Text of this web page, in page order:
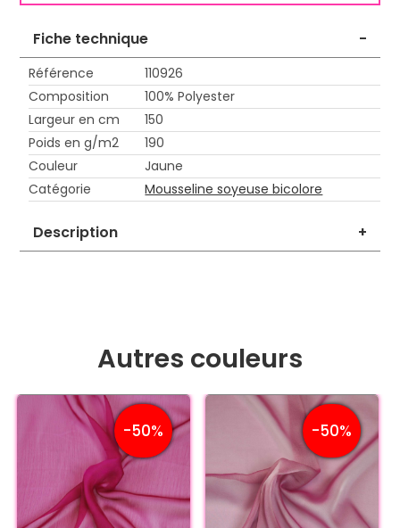
Fiche technique -
Référence
110926
Composition
100% Polyester
Largeur en cm
150
Poids en g/m2
190
Couleur
Jaune
Catégorie
Mousseline soyeuse bicolore
Description +
Autres couleurs
-50% -50%